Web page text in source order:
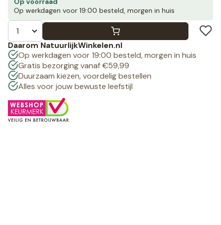
Op werkdagen voor 19:00 besteld, morgen in huis
Daarom NatuurlijkWinkelen.nl
Op werkdagen voor 19:00 besteld, morgen in huis
Gratis bezorging vanaf €59,99
Duurzaam kiezen, voordelig bestellen
Alles voor jouw bewuste leefstijl